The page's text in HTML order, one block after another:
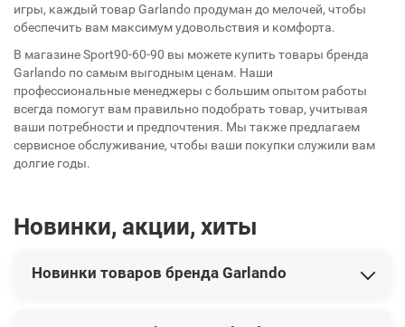
игры, каждый товар Garlando продуман до мелочей, чтобы
обеспечить вам максимум удовольствия и комфорта.
В магазине Sport90-60-90 вы можете купить товары бренда
Garlando по самым выгодным ценам. Наши
профессиональные менеджеры с большим опытом работы
всегда помогут вам правильно подобрать товар, учитывая
ваши потребности и предпочтения. Мы также предлагаем
сервисное обслуживание, чтобы ваши покупки служили вам
долгие годы.
Новинки, акции, хиты
Новинки товаров бренда Garlando